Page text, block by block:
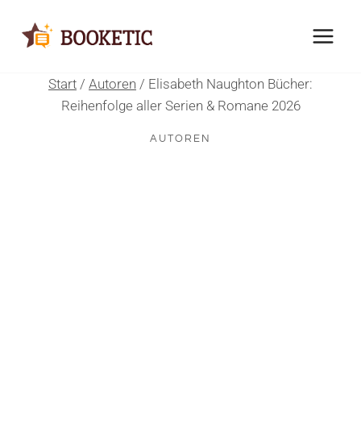
Inhalt
Start / Autoren / Elisabeth Naughton Bücher:
Reihenfolge aller Serien & Romane 2026
AUTOREN